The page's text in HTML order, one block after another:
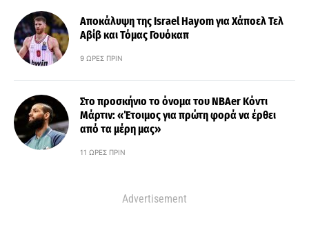
Αποκάλυψη της Israel Hayom για Χάποελ Τελ
Αβίβ και Τόμας Γουόκαπ
9 ΏΡΕΣ ΠΡΙΝ
Στο προσκήνιο το όνομα του ΝΒΑer Κόντι
Μάρτιν: «Έτοιμος για πρώτη φορά να έρθει
από τα μέρη μας»
11 ΏΡΕΣ ΠΡΙΝ
Advertisement